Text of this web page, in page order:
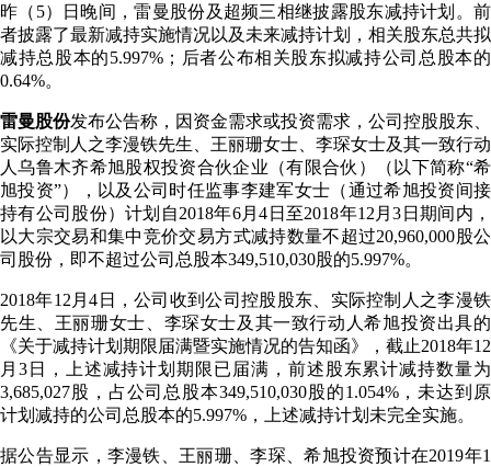
昨（5）日晚间，雷曼股份及超频三相继披露股东减持计划。前
者披露了最新减持实施情况以及未来减持计划，相关股东总共拟
减持总股本的5.997%；后者公布相关股东拟减持公司总股本的
0.64%。
雷曼股份发布公告称，因资金需求或投资需求，公司控股股东、
实际控制人之李漫铁先生、王丽珊女士、李琛女士及其一致行动
人乌鲁木齐希旭股权投资合伙企业（有限合伙）（以下简称“希
旭投资”），以及公司时任监事李建军女士（通过希旭投资间接
持有公司股份）计划自2018年6月4日至2018年12月3日期间内，
以大宗交易和集中竞价交易方式减持数量不超过20,960,000股公
司股份，即不超过公司总股本349,510,030股的5.997%。
2018年12月4日，公司收到公司控股股东、实际控制人之李漫铁
先生、王丽珊女士、李琛女士及其一致行动人希旭投资出具的
《关于减持计划期限届满暨实施情况的告知函》，截止2018年12
月3日，上述减持计划期限已届满，前述股东累计减持数量为
3,685,027股，占公司总股本349,510,030股的1.054%，未达到原
计划减持的公司总股本的5.997%，上述减持计划未完全实施。
据公告显示，李漫铁、王丽珊、李琛、希旭投资预计在2019年1